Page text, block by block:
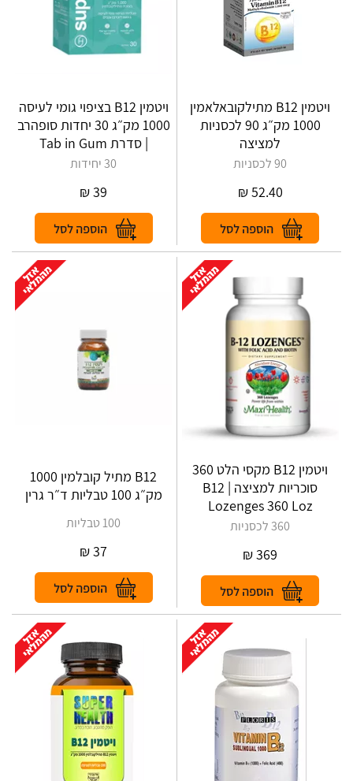
ויטמין B12 מתילקובאלאמין
1000 מק״ג 90 לכסניות
למציצה
90 לכסניות
52.40
₪
ויטמין B12 בציפוי גומי לעיסה
1000 מק״ג 30 יחדות סופהרב
| סדרת Tab in Gum
30 יחידות
39
₪
ויטמין B12 מקסי הלט 360
סוכריות למציצה | B12
Lozenges 360 Loz
360 לכסניות
369
₪
B12 מתיל קובלמין 1000
מק״ג 100 טבליות ד״ר גרין
100 טבליות
37
₪